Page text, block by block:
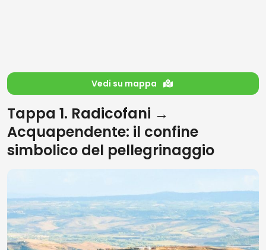
Vedi su mappa
Tappa 1. Radicofani →
Acquapendente: il confine
simbolico del pellegrinaggio